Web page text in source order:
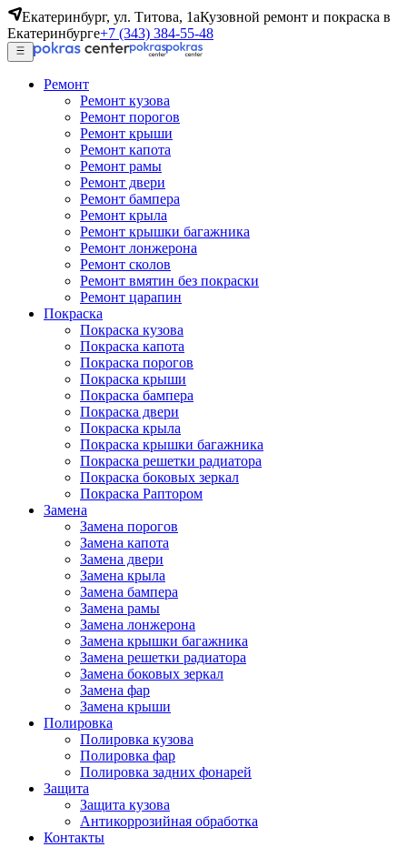
Екатеринбург, ул. Титова, 1аКузовной ремонт и покраска в
Екатеринбурге+7 (343) 384-55-48
Ремонт
Ремонт кузова
Ремонт порогов
Ремонт крыши
Ремонт капота
Ремонт рамы
Ремонт двери
Ремонт бампера
Ремонт крыла
Ремонт крышки багажника
Ремонт лонжерона
Ремонт сколов
Ремонт вмятин без покраски
Ремонт царапин
Покраска
Покраска кузова
Покраска капота
Покраска порогов
Покраска крыши
Покраска бампера
Покраска двери
Покраска крыла
Покраска крышки багажника
Покраска решетки радиатора
Покраска боковых зеркал
Покраска Раптором
Замена
Замена порогов
Замена капота
Замена двери
Замена крыла
Замена бампера
Замена рамы
Замена лонжерона
Замена крышки багажника
Замена решетки радиатора
Замена боковых зеркал
Замена фар
Замена крыши
Полировка
Полировка кузова
Полировка фар
Полировка задних фонарей
Защита
Защита кузова
Антикоррозийная обработка
Контакты